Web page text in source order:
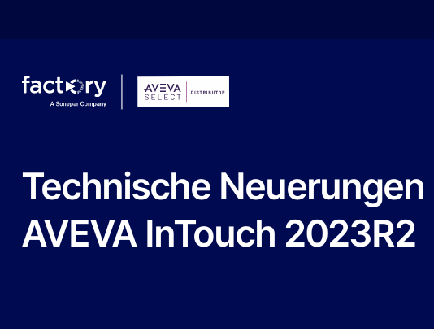
Che cosa sta cercando ?
Technische Neuerungen
AVEVA InTouch 2023R2